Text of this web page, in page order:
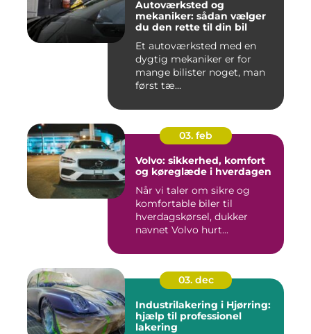
Autoværksted og
mekaniker: sådan vælger
du den rette til din bil
Et autoværksted med en
dygtig mekaniker er for
mange bilister noget, man
først tæ...
03. feb
Volvo: sikkerhed, komfort
og køreglæde i hverdagen
Når vi taler om sikre og
komfortable biler til
hverdagskørsel, dukker
navnet Volvo hurt...
03. dec
Industrilakering i Hjørring:
hjælp til professionel
lakering